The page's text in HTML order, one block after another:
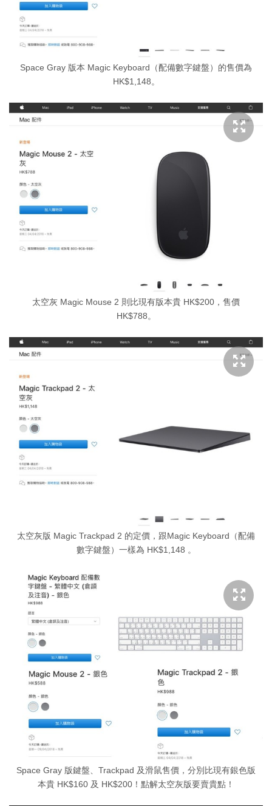
Space Gray 版本 Magic Keyboard（配備數字鍵盤）的售價為
HK$1,148。
太空灰 Magic Mouse 2 則比現有版本貴 HK$200，售價
HK$788。
太空灰版 Magic Trackpad 2 的定價，跟Magic Keyboard（配備
數字鍵盤）一樣為 HK$1,148 。
Space Gray 版鍵盤、Trackpad 及滑鼠售價，分別比現有銀色版
本貴 HK$160 及 HK$200！點解太空灰版要賣貴點！